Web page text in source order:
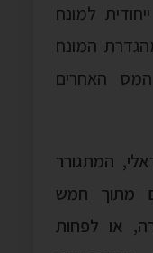
למונח
המונח
האחרים
המתגורר
מתוך חמש
או לפחות